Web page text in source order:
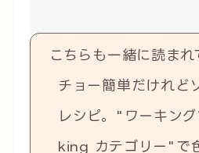
こちらも一緒に読まれ
チョー簡単だけれど
レシピ。"ワーキン
king カテゴリー"で